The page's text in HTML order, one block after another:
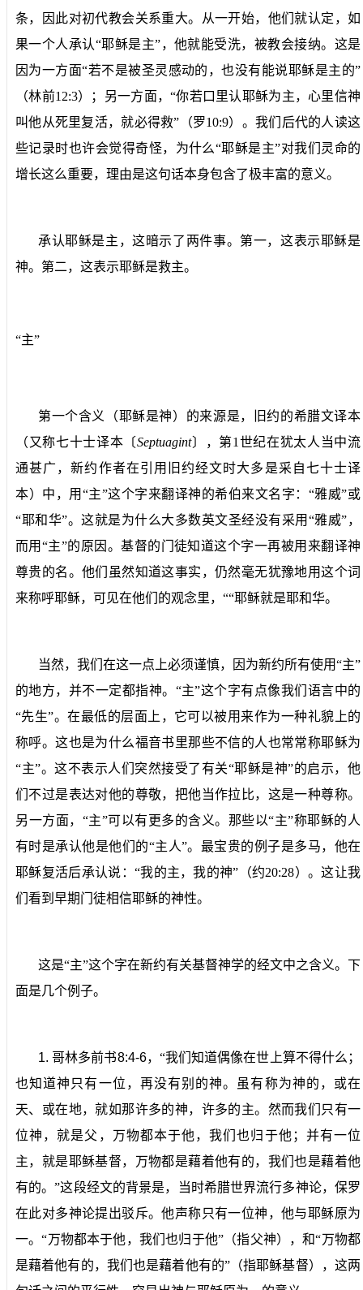
条，因此对初代教会关系重大。从一开始，他们就认定，如
果一个人承认“耶稣是主”，他就能受洗，被教会接纳。这是
因为一方面“若不是被圣灵感动的，也没有能说耶稣是主的”
（林前12:3）；另一方面，“你若口里认耶稣为主，心里信神
叫他从死里复活，就必得救”（罗10:9）。我们后代的人读这
些记录时也许会觉得奇怪，为什么“耶稣是主”对我们灵命的
增长这么重要，理由是这句话本身包含了极丰富的意义。
承认耶稣是主，这暗示了两件事。第一，这表示耶稣是
神。第二，这表示耶稣是救主。
“主”
第一个含义（耶稣是神）的来源是，旧约的希腊文译本
（又称七十士译本〔Septuagint〕，第1 世纪在犹太人当中流
通甚广，新约作者在引用旧约经文时大多是采自七十士译
本）中，用“主”这个字来翻译神的希伯来文名字：“雅威”或
“耶和华”。这就是为什么大多数英文圣经没有采用“雅威”，
而用“主”的原因。基督的门徒知道这个字一再被用来翻译神
尊贵的名。他们虽然知道这事实，仍然毫无犹豫地用这个词
来称呼耶稣，可见在他们的观念里，““耶稣就是耶和华。
当然，我们在这一点上必须谨慎，因为新约所有使用“主”
的地方，并不一定都指神。“主”这个字有点像我们语言中的
“先生”。在最低的层面上，它可以被用来作为一种礼貌上的
称呼。这也是为什么福音书里那些不信的人也常常称耶稣为
“主”。这不表示人们突然接受了有关“耶稣是神”的启示，他
们不过是表达对他的尊敬，把他当作拉比，这是一种尊称。
另一方面，“主”可以有更多的含义。那些以“主”称耶稣的人
有时是承认他是他们的“主人”。最宝贵的例子是多马，他在
耶稣复活后承认说：“我的主，我的神”（约20:28）。这让我
们看到早期门徒相信耶稣的神性。
这是“主”这个字在新约有关基督神学的经文中之含义。下
面是几个例子。
1.哥林多前书8:4-6， “我们知道偶像在世上算不得什么；
也知道神只有一位，再没有别的神。虽有称为神的，或在
天、或在地，就如那许多的神，许多的主。然而我们只有一
位神，就是父，万物都本于他，我们也归于他；并有一位
主，就是耶稣基督，万物都是藉着他有的，我们也是藉着他
有的。”这段经文的背景是，当时希腊世界流行多神论，保罗
在此对多神论提出驳斥。他声称只有一位神，他与耶稣原为
一。“万物都本于他，我们也归于他”（指父神），和“万物都
是藉着他有的，我们也是藉着他有的”（指耶稣基督），这两